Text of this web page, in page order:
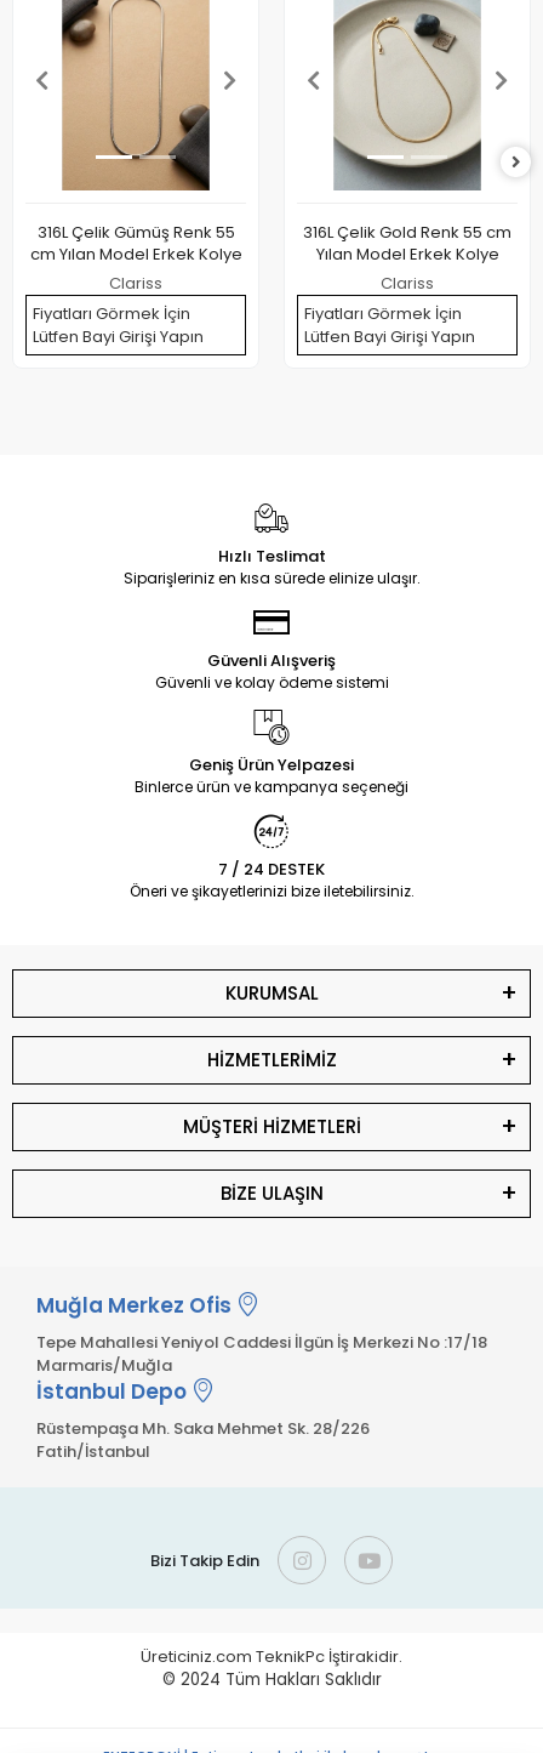
316L Çelik Gümüş Renk 55
cm Yılan Model Erkek Kolye
Clariss
Fiyatları Görmek İçin
Lütfen Bayi Girişi Yapın
316L Çelik Gold Renk 55 cm
Yılan Model Erkek Kolye
Clariss
Fiyatları Görmek İçin
Lütfen Bayi Girişi Yapın
Hızlı Teslimat
Siparişleriniz en kısa sürede elinize ulaşır.
Güvenli Alışveriş
Güvenli ve kolay ödeme sistemi
Geniş Ürün Yelpazesi
Binlerce ürün ve kampanya seçeneği
7 / 24 DESTEK
Öneri ve şikayetlerinizi bize iletebilirsiniz.
KURUMSAL
HİZMETLERİMİZ
MÜŞTERİ HİZMETLERİ
BİZE ULAŞIN
Muğla Merkez Ofis
Tepe Mahallesi Yeniyol Caddesi İlgün İş Merkezi No :17/18
Marmaris/Muğla
İstanbul Depo
Rüstempaşa Mh. Saka Mehmet Sk. 28/226
Fatih/İstanbul
Bizi Takip Edin
Üreticiniz.com TeknikPc İştirakidir.
© 2024 Tüm Hakları Saklıdır